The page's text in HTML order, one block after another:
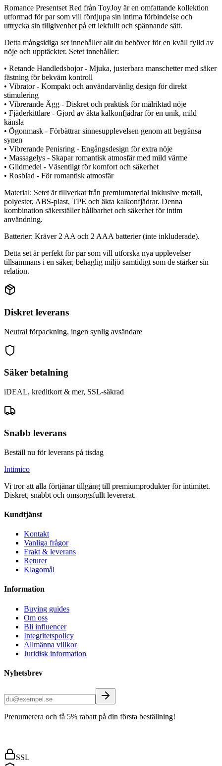
Romance Presentset Red från ToyJoy är en omfattande kollektion
utformad för par som vill fördjupa sin intima förbindelse och
uttrycka sin tillgivenhet på ett lekfullt och spännande sätt.
Detta mångsidiga set innehåller allt du behöver för en kväll fylld av
nöje och upptäckter. Setet innehåller:
• Retande Handledsbojor - Mjuka, justerbara manschetter med säker
fästning för bekväm kontroll
• Vibrator - Kompakt och användarvänlig design för direkt
stimulering
• Vibrerande Ägg - Diskret och praktisk för målriktad nöje
• Fjäderkittlare - Gjord av äkta kalkonfjädrar för en unik, mild
känsla
• Ögonmask - Förbättrar sinnesupplevelsen genom att begränsa
synen
• Vibrerande Penisring - Engångsdesign för extra nöje
• Massagelys - Skapar romantisk atmosfär med mild värme
• Glidmedel - Väsentligt för komfort och säkerhet
• Rosblad - För romantisk atmosfär
Material: Setet är tillverkat från premiumaterial inklusive metall,
polyester, ABS-plast, TPE och äkta kalkonfjädrar. Denna
kombination säkerställer hållbarhet och säkerhet för intim
användning.
Batterier: Kräver 2 AA och 2 AAA batterier (inte inkluderade).
Detta set är perfekt för par som vill utforska nya upplevelser
tillsammans i en säker, behaglig miljö samtidigt som de stärker sin
relation.
Diskret leverans
Neutral förpackning, ingen synlig avsändare
Säker betalning
iDEAL, kreditkort & mer, SSL-säkrad
Snabb leverans
Beställ nu för leverans på tisdag
Intimico
Vi tror att alla förtjänar tillgång till premiumprodukter för intimitet.
Diskret, snabbt och omsorgsfullt levererat.
Kundtjänst
Kontakt
Vanliga frågor
Frakt & leverans
Returer
Klagomål
Information
Buying guides
Om oss
Bli influencer
Integritetspolicy
Allmänna villkor
Juridisk information
Nyhetsbrev
Prenumerera och få 5% rabatt på din första beställning!
SSL